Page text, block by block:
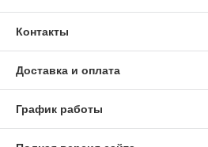
Контакты
Доставка и оплата
График работы